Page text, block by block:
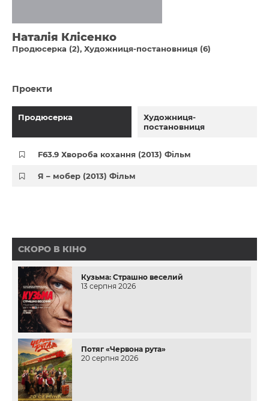
Наталія Клісенко
Продюсерка (2) Художниця-постановниця (6)
Проекти
Продюсерка
Художниця-
постановниця
F63.9 Хвороба кохання (2013) Фільм
Я – мобер (2013) Фільм
СКОРО В КІНО
Кузьма: Страшно веселий
13 серпня 2026
Потяг «Червона рута»
20 серпня 2026